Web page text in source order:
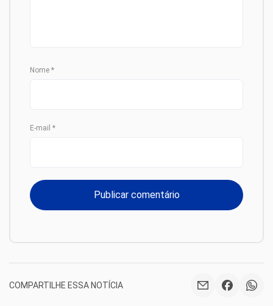
Nome *
E-mail *
COMPARTILHE ESSA NOTÍCIA